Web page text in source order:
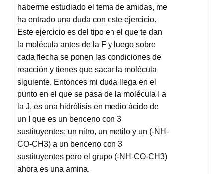
haberme estudiado el tema de amidas, me
ha entrado una duda con este ejercicio.
Este ejercicio es del tipo en el que te dan
la molécula antes de la F y luego sobre
cada flecha se ponen las condiciones de
reacción y tienes que sacar la molécula
siguiente. Entonces mi duda llega en el
punto en el que se pasa de la molécula I a
la J, es una hidrólisis en medio ácido de
un I que es un benceno con 3
sustituyentes: un nitro, un metilo y un (-NH-
CO-CH3) a un benceno con 3
sustituyentes pero el grupo (-NH-CO-CH3)
ahora es una amina.